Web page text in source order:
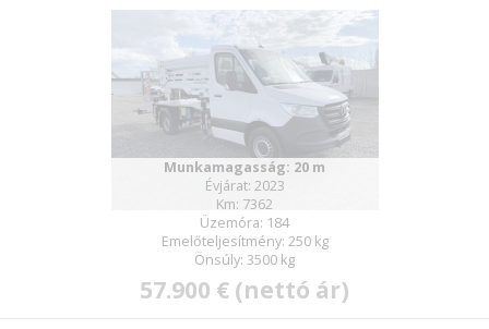
Munkamagasság: 20 m
Évjárat: 2023
Km: 7362
Üzemóra: 184
Emelőteljesítmény: 250 kg
Önsúly: 3500 kg
57.900 € (nettó ár)